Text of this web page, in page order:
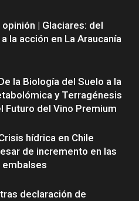
| Glaciares: del
la acción en La Araucanía
la Biología del Suelo a la
y Terragénesis
Futuro del Vino Premium
hídrica en Chile
de incremento en las
embalses
declaración de